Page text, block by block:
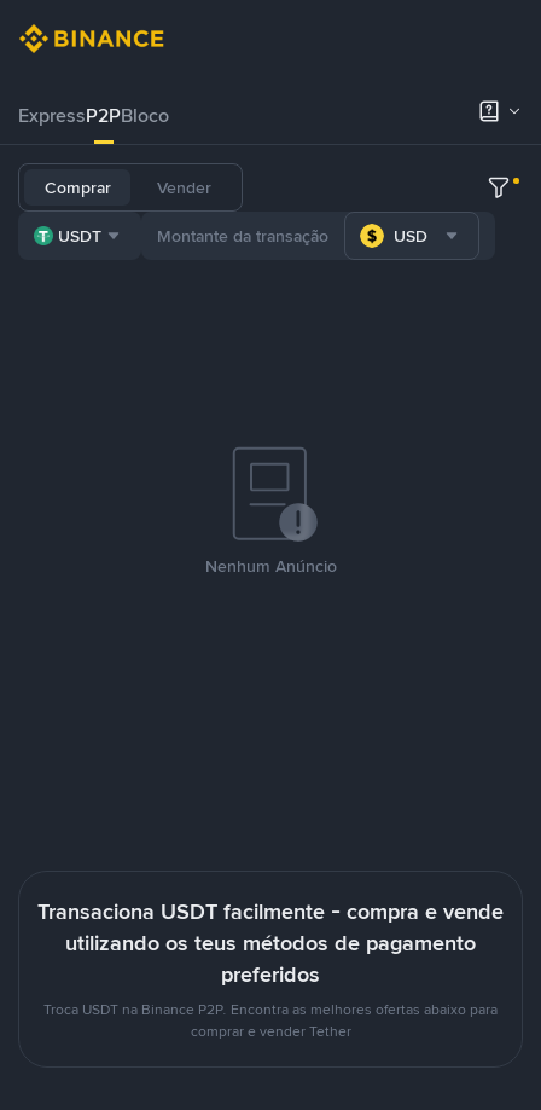
ExpressP2PBloco
Comprar Vender
USDT USD
Nenhum Anúncio
Transaciona USDT facilmente - compra e vende
utilizando os teus métodos de pagamento
preferidos
Troca USDT na Binance P2P. Encontra as melhores ofertas abaixo para
comprar e vender Tether